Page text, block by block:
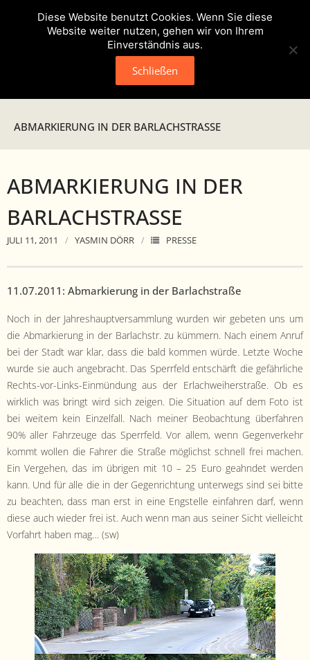
Veranstaltungen
Verein
- Geschichte
- Satzung
- Mitglied werden
- Kontakt
ABMARKIERUNG IN DER BARLACHSTRASSE
ABMARKIERUNG IN DER
BARLACHSTRASSE
JULI 11, 2011 YASMIN DÖRR PRESSE
11.07.2011: Abmarkierung in der Barlachstraße
Noch in der Jahre­shauptver­samm­lung wur­den wir gebeten uns um
die Abmarkierung in der Bar­lach­str. zu küm­mern. Nach einem Anruf
bei der Stadt war klar, dass die bald kom­men würde. Let­zte Woche
wurde sie auch ange­bracht. Das Sper­rfeld entschärft die gefährliche
Rechts-vor-Links-Ein­mün­dung aus der Erlach­wei­her­straße. Ob es
wirk­lich was bringt wird sich zeigen. Die Sit­u­a­tion auf dem Foto ist
bei weit­em kein Einzelfall. Nach mein­er Beobach­tung über­fahren
90% aller Fahrzeuge das Sper­rfeld. Vor allem, wenn Gegen­verkehr
kommt wollen die Fahrer die Straße möglichst schnell frei machen.
Ein Verge­hen, das im übri­gen mit 10 – 25 Euro geah­n­det wer­den
kann. Und für alle die in der Gegen­rich­tung unter­wegs sind sei bitte
zu beacht­en, dass man erst in eine Eng­stelle ein­fahren darf, wenn
diese auch wieder frei ist. Auch wenn man aus sein­er Sicht vielle­icht
Vor­fahrt haben mag… (sw)
Diese Website benutzt Cookies. Wenn Sie diese
Website weiter nutzen, gehen wir von Ihrem
Einverständnis aus.
Schließen